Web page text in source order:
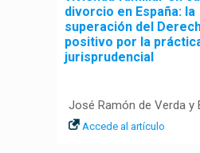
divorcio en España: la
superación del
positivo por la
jurisprudencial
José Ramón de Verda y
Accede al artículo